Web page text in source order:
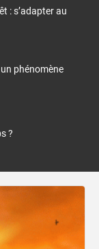
: s’adapter au
phénomène
?